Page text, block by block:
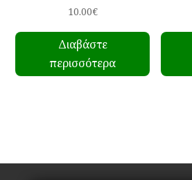
10.00€
Διαβάστε
περισσότερα